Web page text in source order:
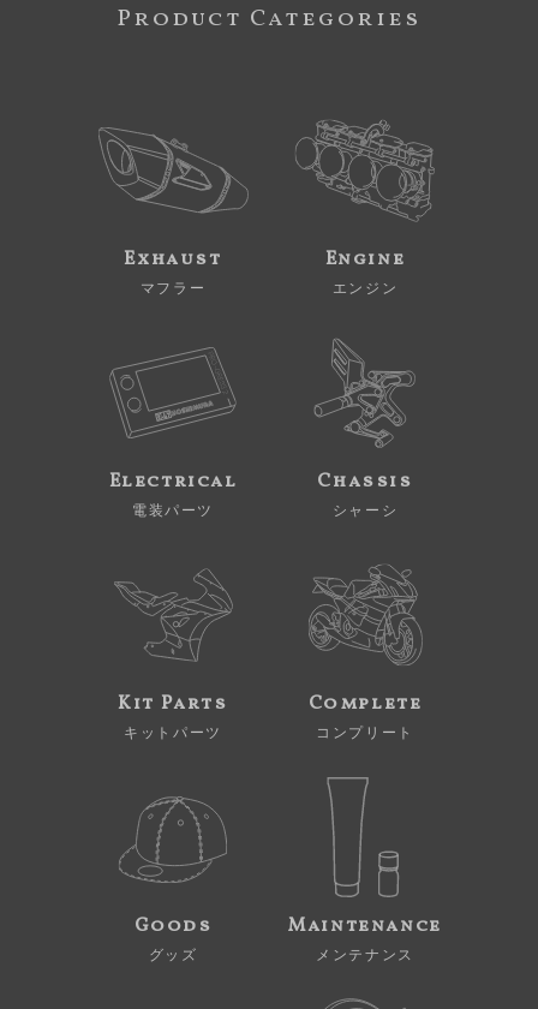
Product Categories
Exhaust
マフラー
Engine
エンジン
Electrical
電装パーツ
Chassis
シャーシ
Kit Parts
キットパーツ
Complete
コンプリート
Goods
グッズ
Maintenance
メンテナンス